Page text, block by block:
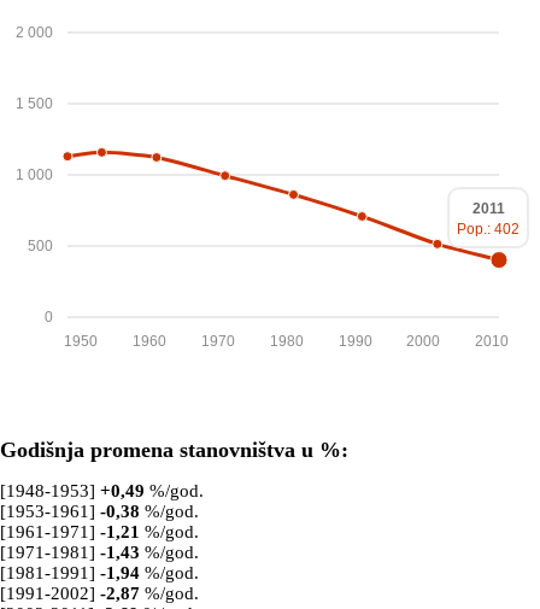
0
500
1 000
1 500
2 000
2010
2000
1990
1980
1970
1960
1950
2011
Pop.: 402
Godišnja promena stanovništva u %:
[1948-1953] +0,49 %/god.
[1953-1961] -0,38 %/god.
[1961-1971] -1,21 %/god.
[1971-1981] -1,43 %/god.
[1981-1991] -1,94 %/god.
[1991-2002] -2,87 %/god.